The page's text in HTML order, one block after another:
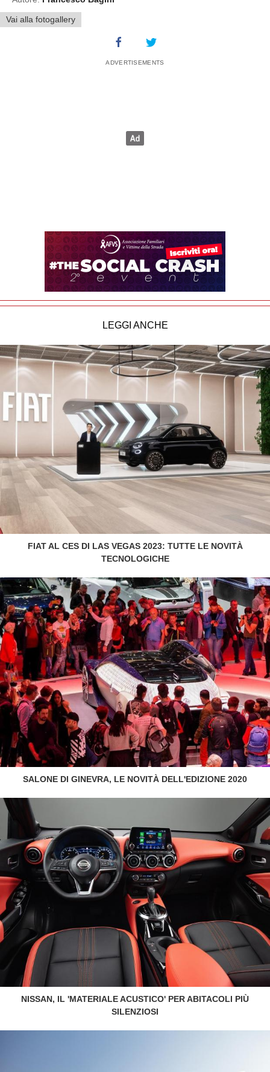
Vai alla fotogallery
LEGGI ANCHE
FIAT AL CES DI LAS VEGAS 2023: TUTTE LE NOVITÀ
TECNOLOGICHE
SALONE DI GINEVRA, LE NOVITÀ DELL'EDIZIONE 2020
NISSAN, IL 'MATERIALE ACUSTICO' PER ABITACOLI PIÙ
SILENZIOSI